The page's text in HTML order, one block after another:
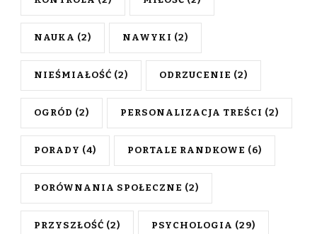
NAUKA (2) NAWYKI (2)
NIEŚMIAŁOŚĆ (2) ODRZUCENIE (2)
OGRÓD (2) PERSONALIZACJA TREŚCI (2)
PORADY (4) PORTALE RANDKOWE (6)
PORÓWNANIA SPOŁECZNE (2)
PRZYSZŁOŚĆ (2) PSYCHOLOGIA (29)